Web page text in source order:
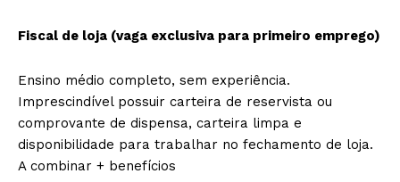
Fiscal de loja (vaga exclusiva para primeiro emprego)
Ensino médio completo, sem experiência.
Imprescindível possuir carteira de reservista ou
comprovante de dispensa, carteira limpa e
disponibilidade para trabalhar no fechamento de loja.
A combinar + benefícios